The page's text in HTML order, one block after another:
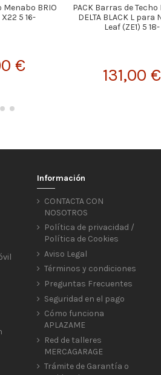
Menabo BRIO
5 16-
€
PACK Barras de
DELTA BLACK L para
Leaf (ZE1) 5 18-
131,00 €
Información
CONTACTA CON
NOSOTROS
Política de privacidad /
Política de Cookies
Aviso Legal
Términos y condiciones
Preguntas Frecuentes
Seguridad en el pago
Cómo funciona
APLAZAME
Red de talleres
MERCAGARAGE
Trámite de Garantía o